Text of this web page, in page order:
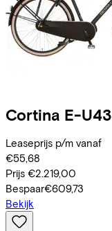
Cortina E-U43
Leaseprijs p/m vanaf
€55,68
Prijs €2.219,00
Bespaar€609,73
Bekijk